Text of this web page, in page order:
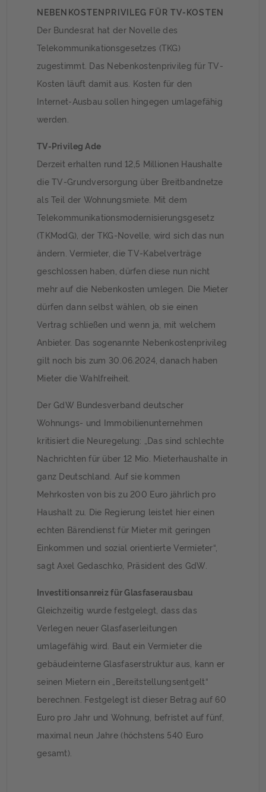
NEBENKOSTENPRIVILEG FÜR TV-KOSTEN
Der Bundesrat hat der Novelle des
Telekommunikationsgesetzes (TKG)
zugestimmt. Das Nebenkostenprivileg für TV-
Kosten läuft damit aus. Kosten für den
Internet-Ausbau sollen hingegen umlagefähig
werden.
TV-Privileg Ade
Derzeit erhalten rund 12,5 Millionen Haushalte
die TV-Grundversorgung über Breitbandnetze
als Teil der Wohnungsmiete. Mit dem
Telekommunikationsmodernisierungsgesetz
(TKModG), der TKG-Novelle, wird sich das nun
ändern. Vermieter, die TV-Kabelverträge
geschlossen haben, dürfen diese nun nicht
mehr auf die Nebenkosten umlegen. Die Mieter
dürfen dann selbst wählen, ob sie einen
Vertrag schließen und wenn ja, mit welchem
Anbieter. Das sogenannte Nebenkostenprivileg
gilt noch bis zum 30.06.2024, danach haben
Mieter die Wahlfreiheit.
Der GdW Bundesverband deutscher
Wohnungs- und Immobilienunternehmen
kritisiert die Neuregelung: „Das sind schlechte
Nachrichten für über 12 Mio. Mieterhaushalte in
ganz Deutschland. Auf sie kommen
Mehrkosten von bis zu 200 Euro jährlich pro
Haushalt zu. Die Regierung leistet hier einen
echten Bärendienst für Mieter mit geringen
Einkommen und sozial orientierte Vermieter“,
sagt Axel Gedaschko, Präsident des GdW.
Investitionsanreiz für Glasfaserausbau
Gleichzeitig wurde festgelegt, dass das
Verlegen neuer Glasfaserleitungen
umlagefähig wird. Baut ein Vermieter die
gebäudeinterne Glasfaserstruktur aus, kann er
seinen Mietern ein „Bereitstellungsentgelt“
berechnen. Festgelegt ist dieser Betrag auf 60
Euro pro Jahr und Wohnung, befristet auf fünf,
maximal neun Jahre (höchstens 540 Euro
gesamt).